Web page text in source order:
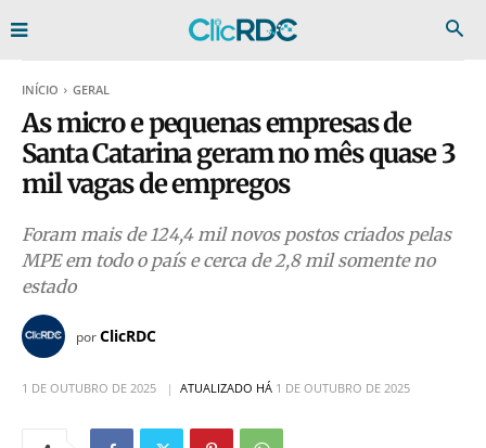
INÍCIO GERAL
As micro e pequenas empresas de
Santa Catarina geram no mês quase 3
mil vagas de empregos
Foram mais de 124,4 mil novos postos criados pelas
MPE em todo o país e cerca de 2,8 mil somente no
estado
porClicRDC
1 DE OUTUBRO DE 2025 ATUALIZADO HÁ 1 DE OUTUBRO DE 2025